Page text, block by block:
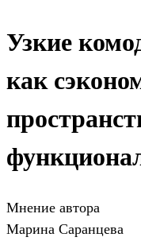
Узкие
как
Мнение автора
Марина Саранцева